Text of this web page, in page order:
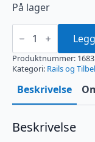
På lager
Mount
Rings
Produktnummer: 1683
Kategori: Rails og
Beskrivelse
Beskrivelse